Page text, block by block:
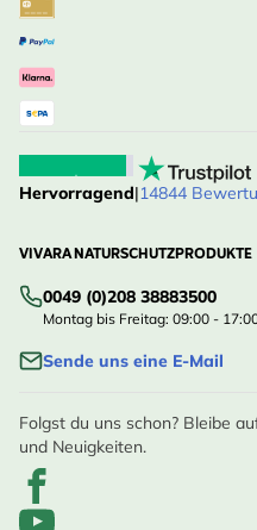
Hervorragend|14844
VIVARA NATURSCHUTZPRODUKTE
0049 (0)208 38883500
Montag bis Freitag: 09:00 -
Sende uns eine E-Mail
Folgst du uns schon? Bleibe
und Neuigkeiten.